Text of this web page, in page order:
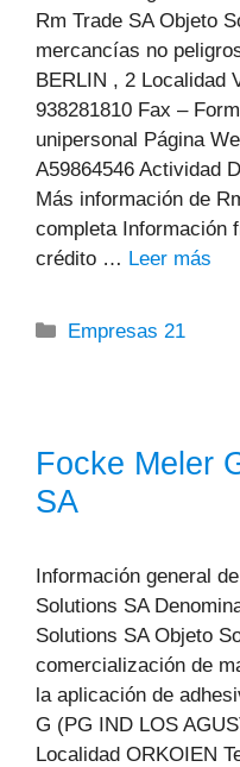
Rm Trade SA Objeto
mercancías no
BERLIN , 2 Localidad
938281810 Fax –
unipersonal Página
A59864546 Actividad
Más información de
completa Información
crédito … Leer más
Categorías
Empresas 21
Focke Meler
SA
Información general
Solutions SA
Solutions SA Objeto
comercialización de
la aplicación de
G (PG IND LOS
Localidad ORKOIEN